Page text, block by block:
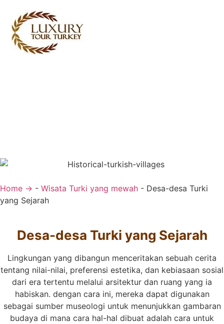
Home → - Wisata Turki yang mewah - Desa-desa Turki
yang Sejarah
Desa-desa Turki yang Sejarah
Lingkungan yang dibangun menceritakan sebuah cerita
tentang nilai-nilai, preferensi estetika, dan kebiasaan sosial
dari era tertentu melalui arsitektur dan ruang yang ia
habiskan. dengan cara ini, mereka dapat digunakan
sebagai sumber museologi untuk menunjukkan gambaran
budaya di mana cara hal-hal dibuat adalah cara untuk